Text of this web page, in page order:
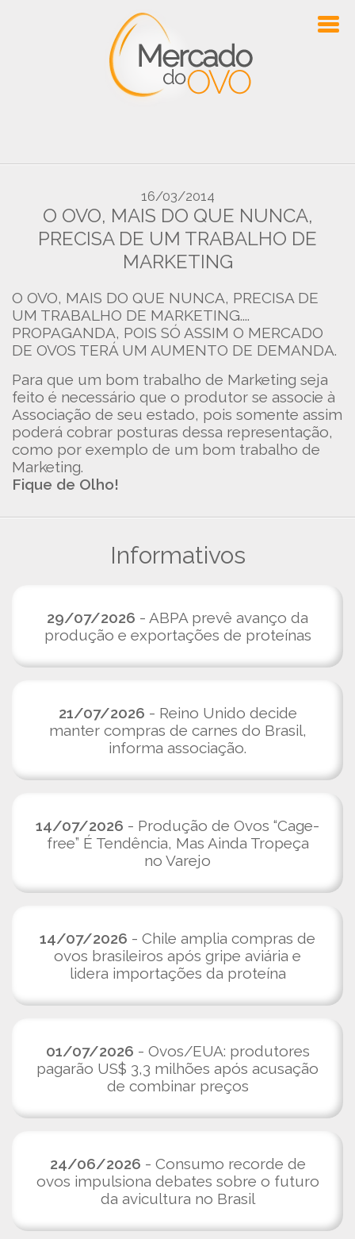
16/03/2014
O OVO, MAIS DO QUE NUNCA,
PRECISA DE UM TRABALHO DE
MARKETING
O OVO, MAIS DO QUE NUNCA, PRECISA DE
UM TRABALHO DE MARKETING....
PROPAGANDA, POIS SÓ ASSIM O MERCADO
DE OVOS TERÁ UM AUMENTO DE DEMANDA.
Para que um bom trabalho de Marketing seja
feito é necessário que o produtor se associe à
Associação de seu estado, pois somente assim
poderá cobrar posturas dessa representação,
como por exemplo de um bom trabalho de
Marketing.
Fique de Olho!
Informativos
29/07/2026 - ABPA prevê avanço da
produção e exportações de proteínas
21/07/2026 - Reino Unido decide
manter compras de carnes do Brasil,
informa associação.
14/07/2026 - Produção de Ovos “Cage-
free” É Tendência, Mas Ainda Tropeça
no Varejo
14/07/2026 - Chile amplia compras de
ovos brasileiros após gripe aviária e
lidera importações da proteína
01/07/2026 - Ovos/EUA: produtores
pagarão US$ 3,3 milhões após acusação
de combinar preços
24/06/2026 - Consumo recorde de
ovos impulsiona debates sobre o futuro
da avicultura no Brasil